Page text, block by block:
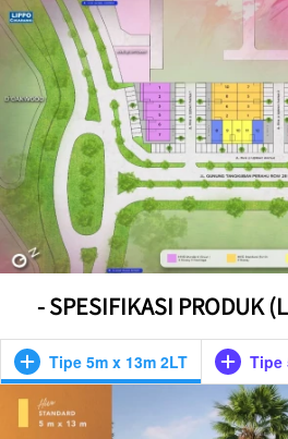
- SPESIFIKASI PRODUK
Tipe 5m x 13m 2LT Tipe